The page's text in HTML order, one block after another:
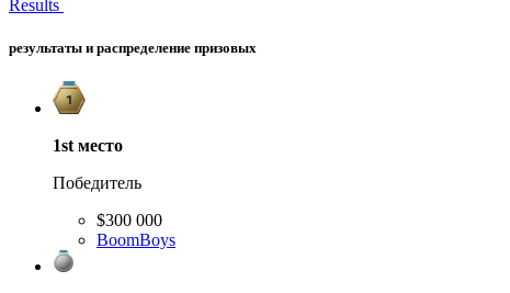
Results
результаты и распределение призовых
1st место
Победитель
$300 000
BoomBoys